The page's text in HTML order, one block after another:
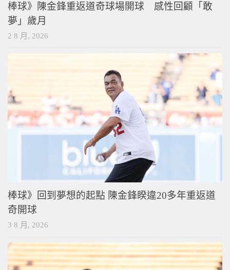
棒球》陳金鋒重返道奇球場開球 感性回顧「敢
夢」歲月
2 8 月, 2026
棒球》回到夢想的起點 陳金鋒睽違20多年重返道
奇開球
3 8 月, 2026